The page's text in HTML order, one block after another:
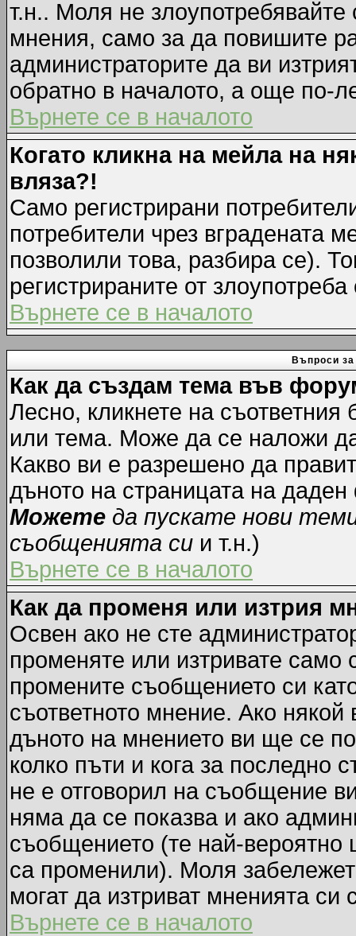
т.н.. Моля не
мнения, само за да повишите
администраторите да ви
обратно в началото, а още по-
Върнете се в началото
Когато кликна на мейла на
вляза?!
Само регистрирани
потребители чрез вградената
позволили това, разбира се).
регистрираните от
Върнете се в началото
Въпроси
Как да създам тема във
Лесно, кликнете на
или тема. Може да се наложи
Какво ви е разрешено да
дъното на страницата на
Можете да пускате нови
съобщенията си и т.н.)
Върнете се в началото
Как да променя или изтрия
Освен ако не сте
променяте или изтривате
промените съобщението си
съответното мнение. Ако
дъното на мнението ви ще се
колко пъти и кога за последно
не е отговорил на съобщение
няма да се показва и ако
съобщението (те най-
са променили). Моля
могат да изтриват мненията си
Върнете се в началото